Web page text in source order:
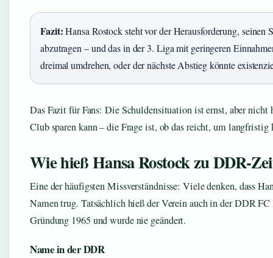
Fazit:Hansa Rostock steht vor der Herausforderung,
abzutragen – und das in der 3. Liga mit geringeren
dreimal umdrehen, oder der nächste Abstieg könnte
Das Fazit für Fans: Die Schuldensituation ist ernst, aber nicht
Club sparen kann – die Frage ist, ob das reicht, um
Wie hieß Hansa Rostock zu DDR-
Eine der häufigsten Missverständnisse: Viele denken, dass
Namen trug. Tatsächlich hieß der Verein auch in der DDR
Gründung 1965 und wurde nie geändert.
Name in der DDR